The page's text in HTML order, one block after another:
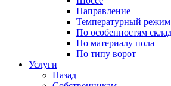
Направление
Температурный режим
По особенностям
По материалу пола
По типу ворот
Услуги
Назад